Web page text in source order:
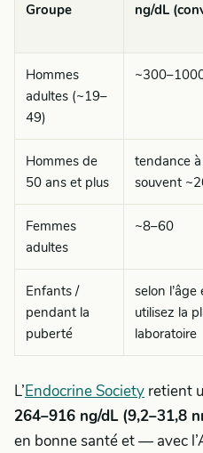
Groupe ng/dL
Hommes
adultes (~19–
49)
Hommes de
50 ans et plus
tendance
souvent
Femmes
adultes
~8–60
Enfants /
pendant la
puberté
selon
utilisez la
laboratoire
L’Endocrine Society retient
264–916 ng/dL (9,2–31,8
en bonne santé et — avec